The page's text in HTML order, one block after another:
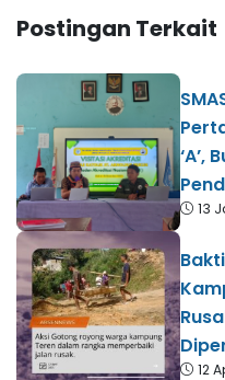
Postingan Terkait
‘A’,
13
12